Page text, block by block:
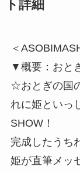
ト詳細
＜
▼概要：おと
☆おとぎの国
れに姫といっ
SHOW！
完成したうち
姫が直筆メッ